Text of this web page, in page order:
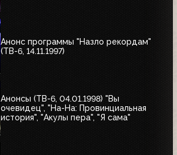
Анонс программы "Назло рекордам"
(ТВ-6, 14.11.1997)
Анонсы (ТВ-6, 04.01.1998) "Вы
очевидец", "На-На: Провинциальная
история", "Акулы пера", "Я сама"